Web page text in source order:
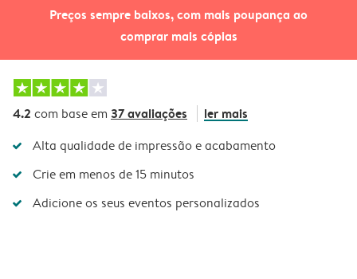
Preços sempre baixos, com mais poupança ao
comprar mais cópias
4.2 com base em 37 avaliações ler mais
Alta qualidade de impressão e acabamento
Crie em menos de 15 minutos
Adicione os seus eventos personalizados